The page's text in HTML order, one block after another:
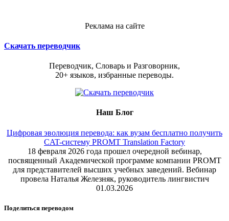
Реклама на сайте
Скачать переводчик
Переводчик, Словарь и Разговорник,
20+ языков, избранные переводы.
Наш Блог
Цифровая эволюция перевода: как вузам бесплатно получить
CAT-систему PROMT Translation Factory
18 февраля 2026 года прошел очередной вебинар,
посвященный Академической программе компании PROMT
для представителей высших учебных заведений. Вебинар
провела Наталья Железняк, руководитель лингвистич
01.03.2026
Поделиться переводом